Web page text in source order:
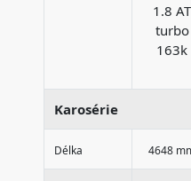
1.8 AT
turbo
163k
Karosérie
Délka 4648